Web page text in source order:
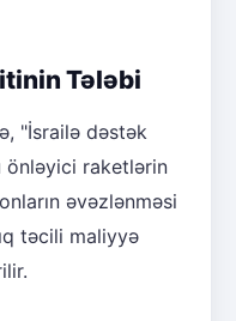
Tələbi
"İsrailə dəstək
önləyici raketlərin
əvəzlənməsi
təcili maliyyə